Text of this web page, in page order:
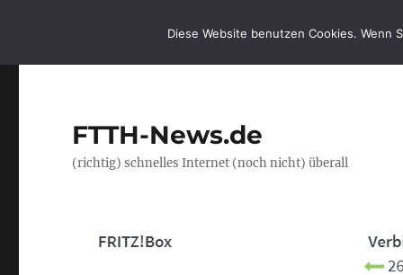
FTTH-News.de
(richtig) schnelles Internet (noch nicht) überall
Diese Website benutzen Cookies. Wenn